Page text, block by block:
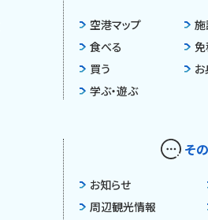
空港マップ
食べる
買う
学ぶ・遊ぶ
施
そ
お知らせ
周辺観光情報